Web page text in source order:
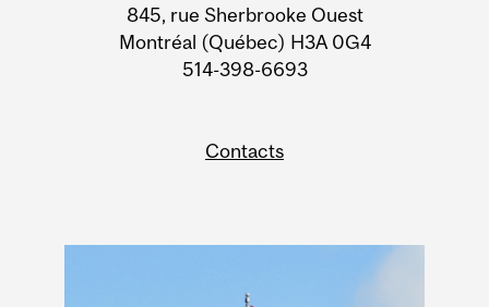
845, rue Sherbrooke Ouest
Montréal (Québec) H3A 0G4
514-398-6693
Contacts